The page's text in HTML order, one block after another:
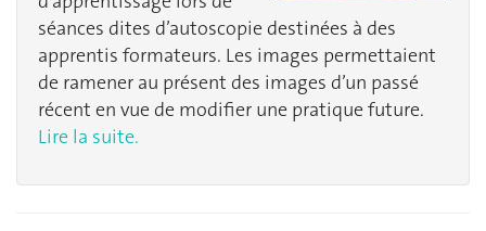
séances dites d’autoscopie destinées à des
apprentis formateurs. Les images permettaient
de ramener au présent des images d’un passé
récent en vue de modifier une pratique future.
Lire la suite.